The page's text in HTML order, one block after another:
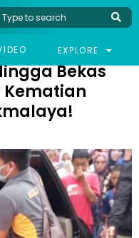
EXPLORE
BEKAS LIPSTIK, INI FAKTA BARU
Bekas
Kematian